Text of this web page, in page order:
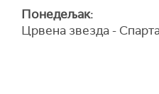
Понедељак:
Црвена звезда -